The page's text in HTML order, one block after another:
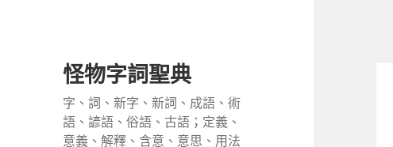
怪物字詞聖典
字、詞、新字、新詞、成語、術
語、諺語、俗語、古語；定義、
意義、解釋、含意、意思、用法